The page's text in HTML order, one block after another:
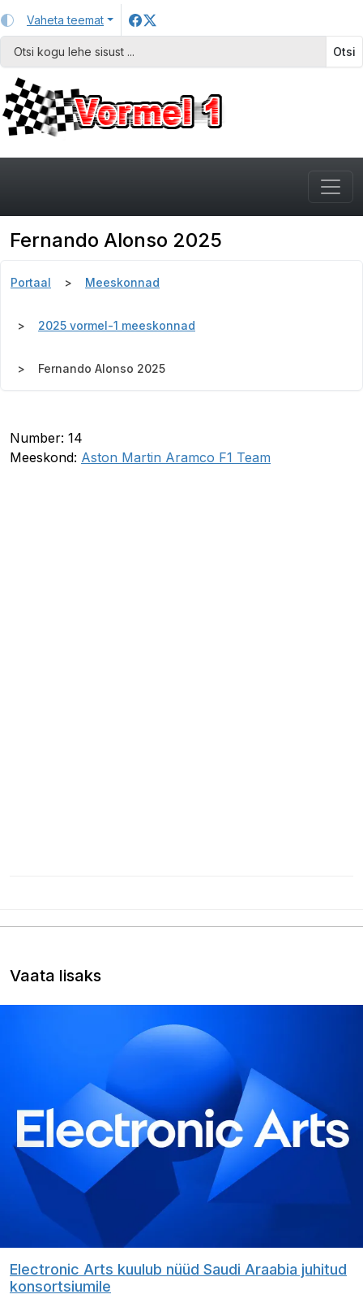
Vaheta teemat
Otsi
Fernando Alonso 2025
Portaal Meeskonnad
2025 vormel-1 meeskonnad
Fernando Alonso 2025
Number: 14
Meeskond: Aston Martin Aramco F1 Team
Vaata lisaks
Electronic Arts kuulub nüüd Saudi Araabia juhitud
konsortsiumile